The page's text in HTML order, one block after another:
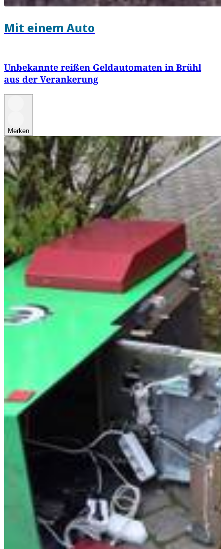
Mit einem Auto
Unbekannte reißen Geldautomaten in Brühl
aus der Verankerung
Merken